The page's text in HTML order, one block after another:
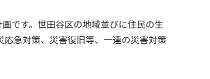
です。世田谷区の地域並びに住民の生
急対策、災害復旧等、一連の災害対策